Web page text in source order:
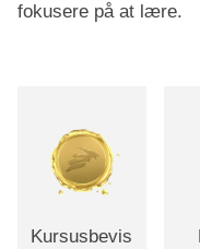
fokusere på at lære.
Kursusbevis